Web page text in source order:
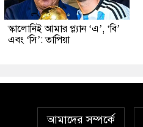
স্কালোনিই আমার প্ল্যান ‘এ’, ‘বি’
এবং ‘সি’: তাপিয়া
আমাদের সম্পর্কে